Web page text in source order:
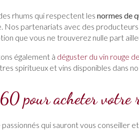
rhums qui respectent les normes de
Nos partenariats avec des
que vous ne trouverez nulle part
également à déguster du vin rouge
spiritueux et vins disponibles dans
pour acheter votre
qui sauront vous conseiller